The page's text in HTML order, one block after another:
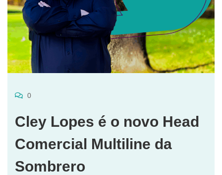
0
Cley Lopes é o novo Head
Comercial Multiline da
Sombrero